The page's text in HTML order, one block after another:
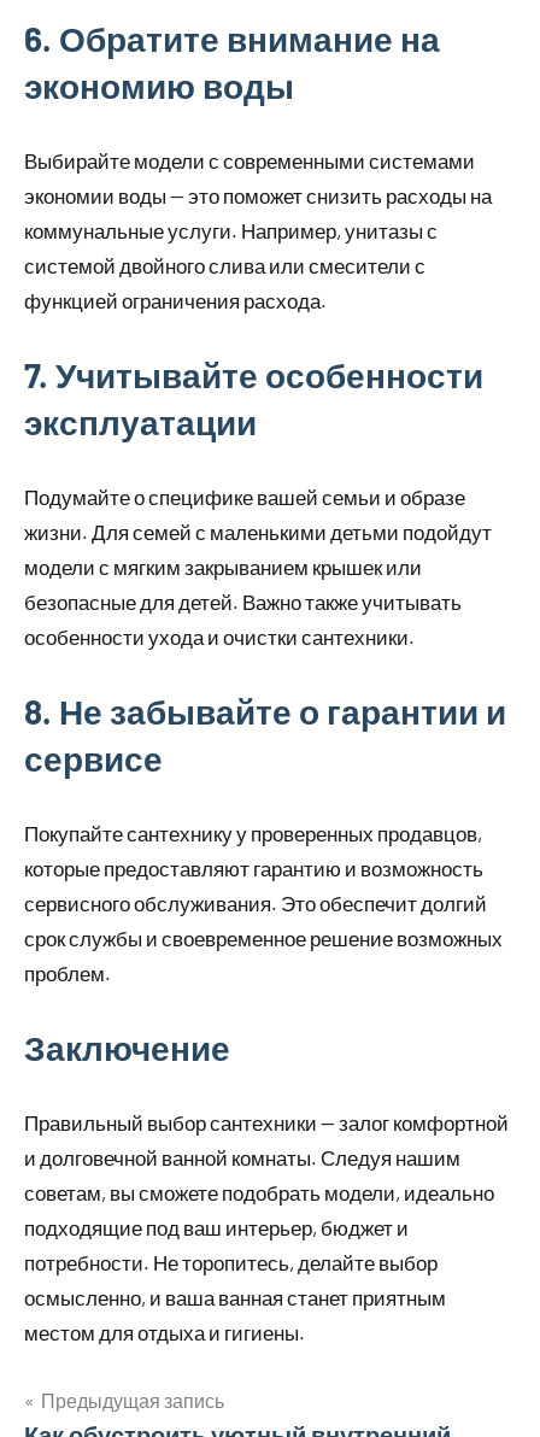
6. Обратите внимание на
экономию воды
Выбирайте модели с современными системами
экономии воды — это поможет снизить расходы на
коммунальные услуги. Например, унитазы с
системой двойного слива или смесители с
функцией ограничения расхода.
7. Учитывайте особенности
эксплуатации
Подумайте о специфике вашей семьи и образе
жизни. Для семей с маленькими детьми подойдут
модели с мягким закрыванием крышек или
безопасные для детей. Важно также учитывать
особенности ухода и очистки сантехники.
8. Не забывайте о гарантии и
сервисе
Покупайте сантехнику у проверенных продавцов,
которые предоставляют гарантию и возможность
сервисного обслуживания. Это обеспечит долгий
срок службы и своевременное решение возможных
проблем.
Заключение
Правильный выбор сантехники — залог комфортной
и долговечной ванной комнаты. Следуя нашим
советам, вы сможете подобрать модели, идеально
подходящие под ваш интерьер, бюджет и
потребности. Не торопитесь, делайте выбор
осмысленно, и ваша ванная станет приятным
местом для отдыха и гигиены.
Предыдущая запись